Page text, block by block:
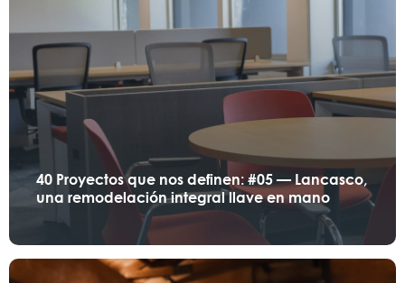
40 Proyectos que nos definen: #05 — Lancasco,
una remodelación integral llave en mano